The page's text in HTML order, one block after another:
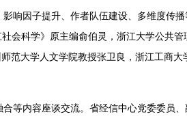
响因子提升、作者队伍建设、多维度传
会科学》原主编俞伯灵，浙江大学公共管
师范大学人文学院教授张卫良，浙江工商大
等内容座谈交流。省经信中心党委委员